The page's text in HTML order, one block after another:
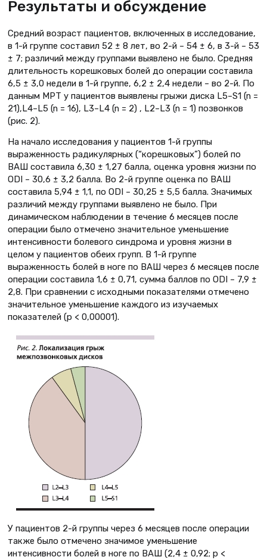
Результаты и обсуждение
Средний возраст пациентов, включенных в исследование,
в 1-й группе составил 52 ± 8 лет, во 2-й – 54 ± 6, в 3-й – 53
± 7; различий между группами выявлено не было. Средняя
длительность корешковых болей до операции составила
6,5 ± 3,0 недели в 1-й группе, 6,2 ± 2,4 недели – во 2-й. По
данным МРТ у пациентов выявлены грыжи диска L5–S1 (n =
21),L4–L5 (n = 16), L3–L4 (n = 2) , L2–L3 (n = 1) позвонков
(рис. 2).
На начало исследования у пациентов 1-й группы
выраженность радикулярных (“корешковых”) болей по
ВАШ составила 6,30 ± 1,27 балла, оценка уровня жизни по
ODI – 30,6 ± 3,2 балла. Во 2-й группе оценка по ВАШ
составила 5,94 ± 1,1, по ODI – 30,25 ± 5,5 балла. Значимых
различий между группами выявлено не было. При
динамическом наблюдении в течение 6 месяцев после
операции было отмечено значительное уменьшение
интенсивности болевого синдрома и уровня жизни в
целом у пациентов обеих групп. В 1-й группе
выраженность болей в ноге по ВАШ через 6 месяцев после
операции составила 1,6 ± 0,71, сумма баллов по ODI – 7,9 ±
2,8. При сравнении с исходными показателями отмечено
значительное уменьшение каждого из изучаемых
показателей (p < 0,00001).
У пациентов 2-й группы через 6 месяцев после операции
также было отмечено значимое уменьшение
интенсивности болей в ноге по ВАШ (2,4 ± 0,92; p <